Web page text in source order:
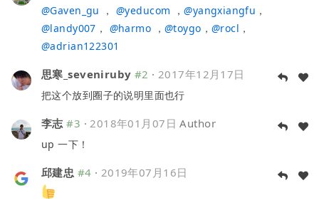
@Gaven_gu ，@yeducom ，@yangxiangfu ，
@landy007 ， @harmo ，@toygo ， @rocl ，
@adrian122301
思寒_seveniruby #2 · 2017年12月17日
把这个放到圈子的说明里面也行
李志 #3 · 2018年01月07日 Author
up 一下！
邱建忠 #4 · 2019年07月16日